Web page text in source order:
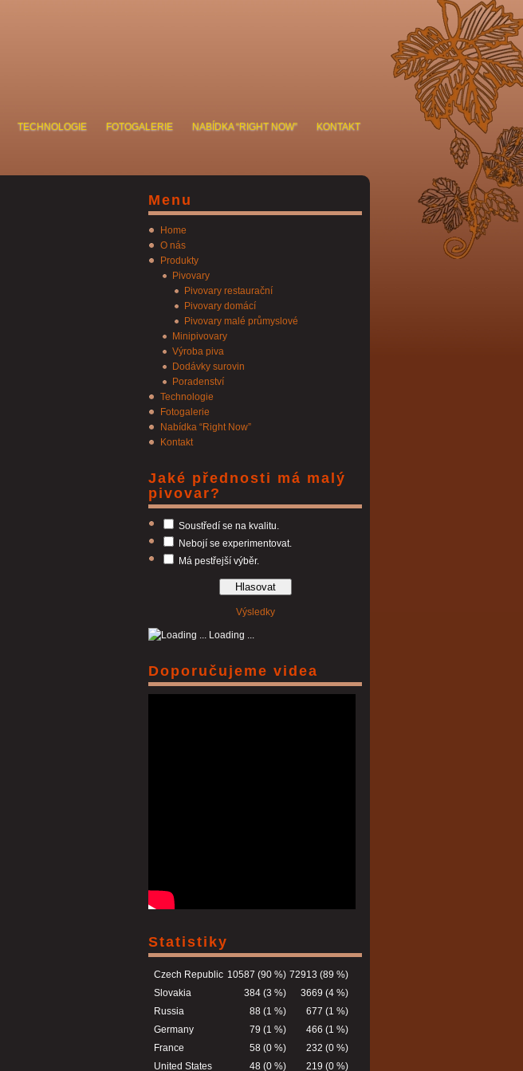
TECHNOLOGIE FOTOGALERIE NABÍDKA “RIGHT NOW” KONTAKT
Menu
Home
O nás
Produkty
Pivovary
Pivovary restaurační
Pivovary domácí
Pivovary malé průmyslové
Minipivovary
Výroba piva
Dodávky surovin
Poradenství
Technologie
Fotogalerie
Nabídka “Right Now”
Kontakt
Jaké přednosti má malý
pivovar?
Soustředí se na kvalitu.
Nebojí se experimentovat.
Má pestřejší výběr.
Výsledky
Loading ...
Doporučujeme videa
Statistiky
Czech Republic 10587 (90 %) 72913 (89 %)
Slovakia
384 (3 %)
3669 (4 %)
Russia
88 (1 %)
677 (1 %)
Germany
79 (1 %)
466 (1 %)
France
58 (0 %)
232 (0 %)
United States
48 (0 %) 219 (0 %)